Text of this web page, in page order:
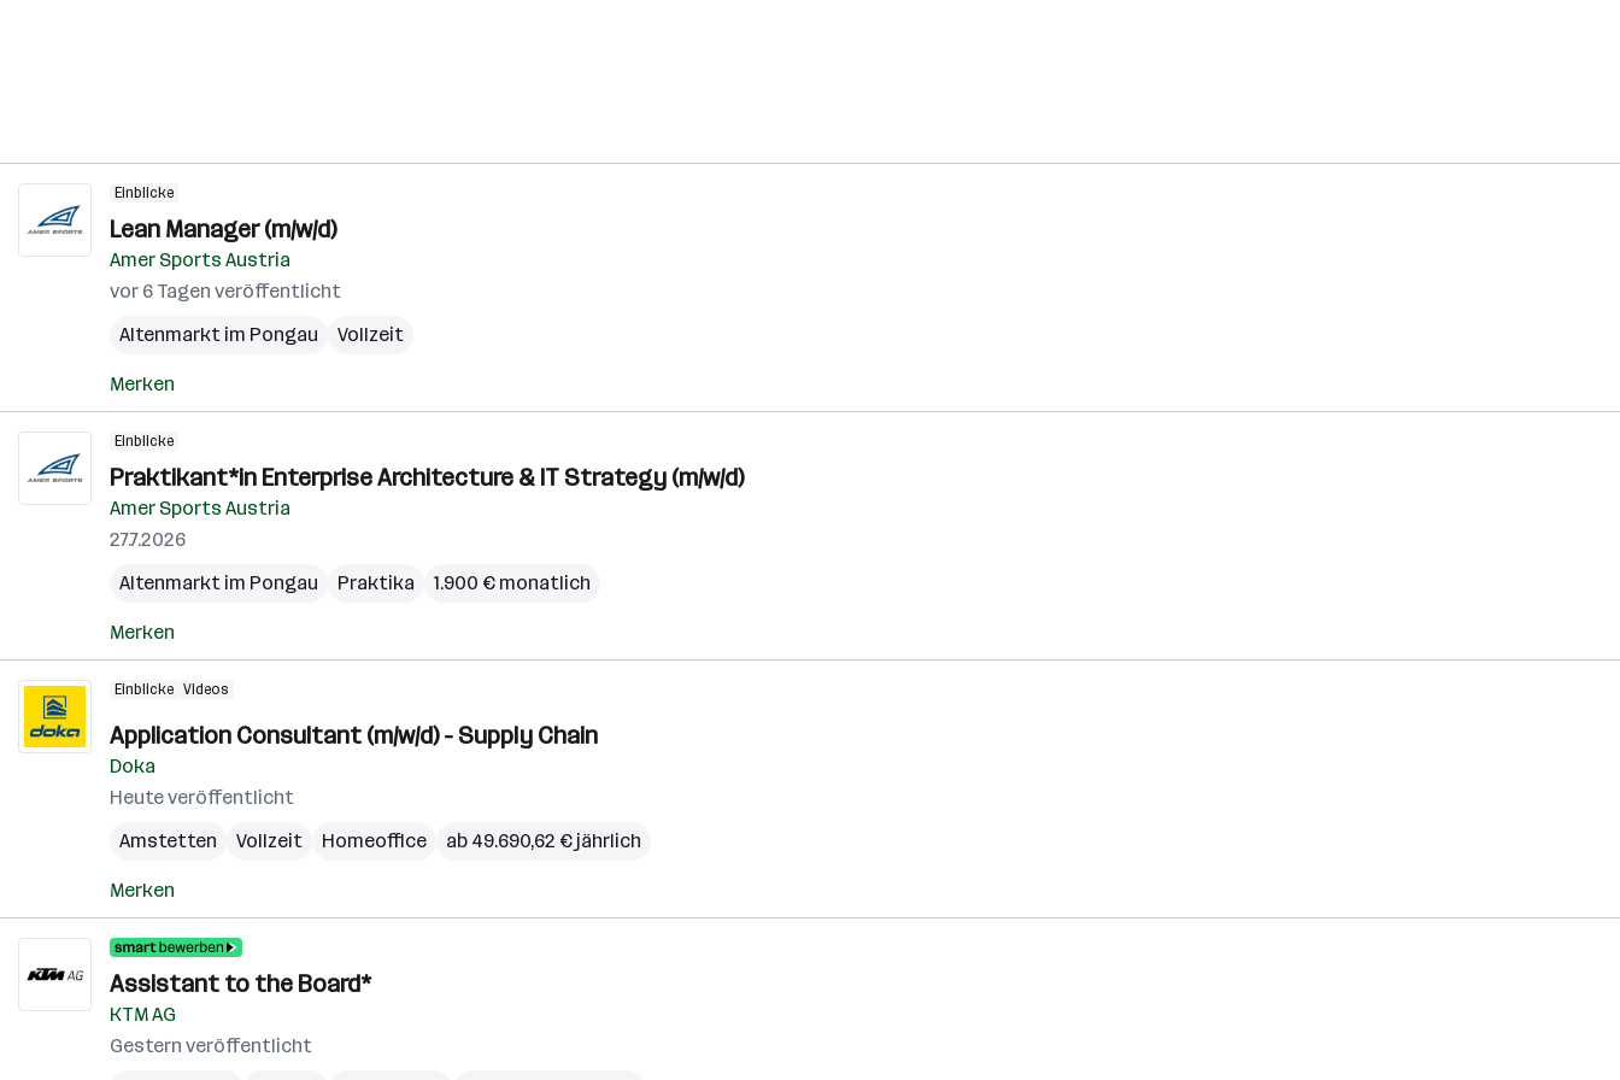
Einblicke
Lean Manager (m/w/d)
Amer Sports Austria
vor 6 Tagen veröffentlicht
Altenmarkt im Pongau
Vollzeit
Merken
Einblicke
Praktikant*in Enterprise Architecture & IT Strategy (m/w/d)
Amer Sports Austria
27.7.2026
Altenmarkt im Pongau
Praktika 1.900 € monatlich
Merken
Einblicke Videos
Application Consultant (m/w/d) - Supply Chain
Doka
Heute veröffentlicht
Amstetten
Vollzeit Homeoffice ab 49.690,62 € jährlich
Merken
Assistant to the Board*
KTM AG
Gestern veröffentlicht